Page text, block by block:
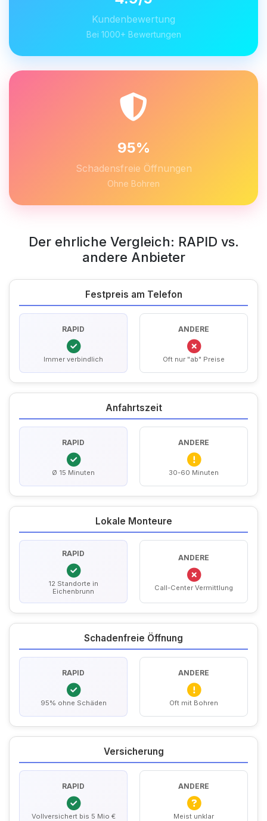
Kundenbewertung
Bei 1000+ Bewertungen
95%
Schadensfreie Öffnungen
Ohne Bohren
Der ehrliche Vergleich: RAPID vs.
andere Anbieter
Festpreis am Telefon
RAPID
Immer verbindlich
ANDERE
Oft nur "ab" Preise
Anfahrtszeit
RAPID
Ø 15 Minuten
ANDERE
30-60 Minuten
Lokale Monteure
RAPID
12 Standorte in
Eichenbrunn
ANDERE
Call-Center Vermittlung
Schadenfreie Öffnung
RAPID
95% ohne Schäden
ANDERE
Oft mit Bohren
Versicherung
RAPID
Vollversichert bis 5 Mio €
ANDERE
Meist unklar